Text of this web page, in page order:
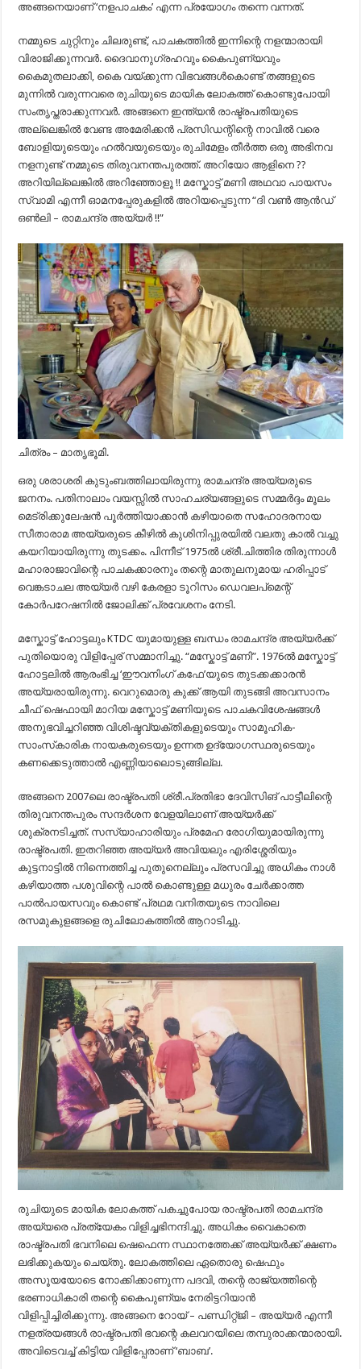
അങ്ങനെയാണ് ‘നളപാചകം’ എന്ന പ്രയോഗം തന്നെ വന്നത്.
നമ്മുടെ ചുറ്റിനും ചിലരുണ്ട്, പാചകത്തിൽ ഇന്നിന്റെ നളന്മാരായി
വിരാജിക്കുന്നവർ. ദൈവാനുഗ്രഹവും കൈപുണ്യവും
കൈമുതലാക്കി, കൈ വയ്ക്കുന്ന വിഭവങ്ങൾകൊണ്ട് തങ്ങളുടെ
മുന്നിൽ വരുന്നവരെ രുചിയുടെ മായിക ലോകത്ത് കൊണ്ടുപോയി
സംതൃപ്തരാക്കുന്നവർ. അങ്ങനെ ഇന്ത്യൻ രാഷ്ട്രപതിയുടെ
അല്ലെങ്കിൽ വേണ്ട അമേരിക്കൻ പ്രസിഡന്റിന്റെ നാവിൽ വരെ
ബോളിയുടെയും ഹൽവയുടെയും രുചിമേളം തീർത്ത ഒരു അഭിനവ
നളനുണ്ട് നമ്മുടെ തിരുവനന്തപുരത്ത്. അറിയോ ആളിനെ ??
അറിയില്ലെങ്കിൽ അറിഞ്ഞോളൂ !! മസ്കോട്ട് മണി അഥവാ പായസം
സ്വാമി എന്നീ ഓമനപ്പേരുകളിൽ അറിയപ്പെടുന്ന “ദി വൺ ആൻഡ്
ഒൺലി – രാമചന്ദ്ര അയ്യർ !!”
ചിത്രം – മാതൃഭൂമി.
ഒരു ശരാശരി കുടുംബത്തിലായിരുന്നു രാമചന്ദ്ര അയ്യരുടെ
ജനനം. പതിനാലാം വയസ്സിൽ സാഹചര്യങ്ങളുടെ സമ്മർദ്ദം മൂലം
മെട്രിക്കുലേഷൻ പൂർത്തിയാക്കാൻ കഴിയാതെ സഹോദരനായ
സീതാരാമ അയ്യരുടെ കീഴിൽ കുശിനിപ്പുരയിൽ വലതു കാൽ വച്ചു
കയറിയായിരുന്നു തുടക്കം. പിന്നീട് 1975ൽ ശ്രീ.ചിത്തിര തിരുന്നാൾ
മഹാരാജാവിന്റെ പാചകക്കാരനും തന്റെ മാതുലനുമായ ഹരിപ്പാട്‌
വെങ്കടാചല അയ്യർ വഴി കേരളാ ടൂറിസം ഡെവലപ്‌മെന്റ്
കോർപറേഷനിൽ ജോലിക്ക് പ്രവേശനം നേടി.
മസ്കോട്ട് ഹോട്ടലും KTDC യുമായുള്ള ബന്ധം രാമചന്ദ്ര അയ്യർക്ക്
പുതിയൊരു വിളിപ്പേര് സമ്മാനിച്ചു. “മസ്കോട്ട് മണി”. 1976ൽ മസ്കോട്ട്
ഹോട്ടലിൽ ആരംഭിച്ച ‘ഈവനിംഗ് കഫേ’യുടെ തുടക്കക്കാരൻ
അയ്യരായിരുന്നു. വെറുമൊരു കുക്ക് ആയി തുടങ്ങി അവസാനം
ചീഫ് ഷെഫായി മാറിയ മസ്കോട്ട് മണിയുടെ പാചകവിശേഷങ്ങൾ
അനുഭവിച്ചറിഞ്ഞ വിശിഷ്ടവ്യക്തികളുടെയും സാമൂഹിക-
സാംസ്‌കാരിക നായകരുടെയും ഉന്നത ഉദ്യോഗസ്ഥരുടെയും
കണക്കെടുത്താൽ എണ്ണിയാലൊടുങ്ങില്ല.
അങ്ങനെ 2007ലെ രാഷ്ട്രപതി ശ്രീ.പ്രതിഭാ ദേവിസിങ് പാട്ടീലിന്റെ
തിരുവനന്തപുരം സന്ദർശന വേളയിലാണ് അയ്യർക്ക്
ശുക്രനടിച്ചത്. സസ്യാഹാരിയും പ്രമേഹ രോഗിയുമായിരുന്നു
രാഷ്ട്രപതി. ഇതറിഞ്ഞ അയ്യർ അവിയലും എരിശ്ശേരിയും
കുട്ടനാട്ടിൽ നിന്നെത്തിച്ച പുതുനെല്ലും പ്രസവിച്ചു അധികം നാൾ
കഴിയാത്ത പശുവിന്റെ പാൽ കൊണ്ടുള്ള മധുരം ചേർക്കാത്ത
പാൽപായസവും കൊണ്ട് പ്രഥമ വനിതയുടെ നാവിലെ
രസമുകുളങ്ങളെ രുചിലോകത്തിൽ ആറാടിച്ചു.
രുചിയുടെ മായിക ലോകത്ത് പകച്ചുപോയ രാഷ്ട്രപതി രാമചന്ദ്ര
അയ്യരെ പ്രത്യേകം വിളിച്ചഭിനന്ദിച്ചു. അധികം വൈകാതെ
രാഷ്ട്രപതി ഭവനിലെ ഷെഫെന്ന സ്ഥാനത്തേക്ക് അയ്യർക്ക് ക്ഷണം
ലഭിക്കുകയും ചെയ്തു. ലോകത്തിലെ ഏതൊരു ഷെഫും
അസൂയയോടെ നോക്കിക്കാണുന്ന പദവി, തന്റെ രാജ്യത്തിന്റെ
ഭരണാധികാരി തന്റെ കൈപുണ്യം നേരിട്ടറിയാൻ
വിളിപ്പിച്ചിരിക്കുന്നു. അങ്ങനെ റോയ് – പണ്ഡിറ്റ്ജി – അയ്യർ എന്നീ
നളത്രയങ്ങൾ രാഷ്ട്രപതി ഭവന്റെ കലവറയിലെ തമ്പുരാക്കന്മാരായി.
അവിടെവച്ച് കിട്ടിയ വിളിപ്പേരാണ് ‘ബാബ’.